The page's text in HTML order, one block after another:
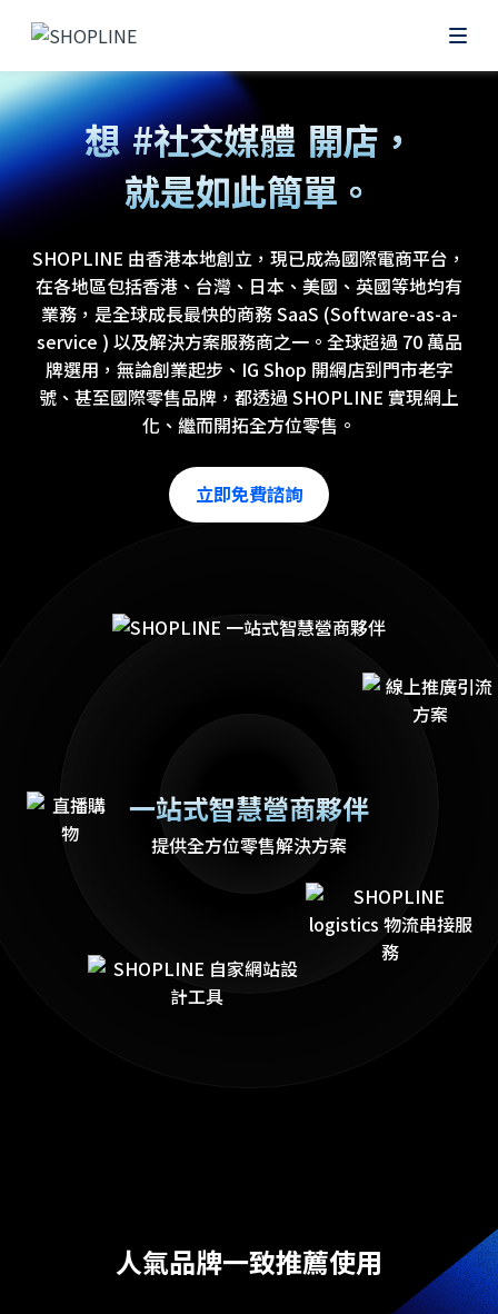
想
#網上
#社交媒體
#零售POS
開店，
就是如此簡單。
SHOPLINE 由香港本地創立，現已成為國際電商平台，
在各地區包括香港、台灣、日本、美國、英國等地均有
業務，是全球成長最快的商務 SaaS (Software-as-a-
service ) 以及解決方案服務商之一。全球超過 70 萬品
牌選用，無論創業起步、IG Shop 開網店到門市老字
號、甚至國際零售品牌，都透過 SHOPLINE 實現網上
化、繼而開拓全方位零售。
立即免費諮詢
一站式智慧營商夥伴
提供全方位零售解決方案
人氣品牌一致推薦使用